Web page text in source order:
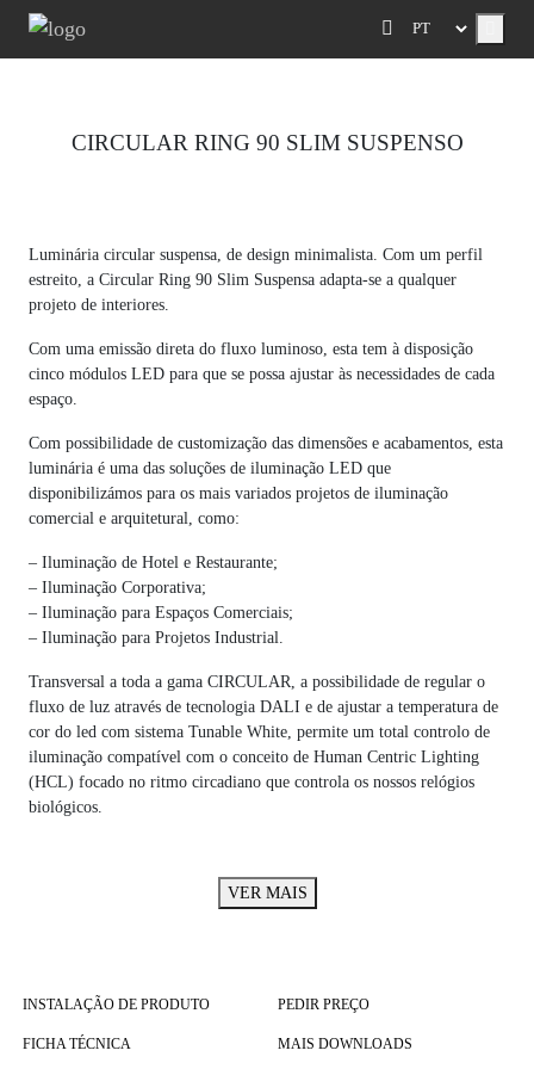
CIRCULAR RING 90 SLIM SUSPENSO
Luminária circular suspensa, de design minimalista. Com um perfil
estreito, a Circular Ring 90 Slim Suspensa adapta-se a qualquer
projeto de interiores.
Com uma emissão direta do fluxo luminoso, esta tem à disposição
cinco módulos LED para que se possa ajustar às necessidades de cada
espaço.
Com possibilidade de customização das dimensões e acabamentos, esta
luminária é uma das soluções de iluminação LED que
disponibilizámos para os mais variados projetos de iluminação
comercial e arquitetural, como:
– Iluminação de Hotel e Restaurante;
– Iluminação Corporativa;
– Iluminação para Espaços Comerciais;
– Iluminação para Projetos Industrial.
Transversal a toda a gama CIRCULAR, a possibilidade de regular o
fluxo de luz através de tecnologia DALI e de ajustar a temperatura de
cor do led com sistema Tunable White, permite um total controlo de
iluminação compatível com o conceito de Human Centric Lighting
(HCL) focado no ritmo circadiano que controla os nossos relógios
biológicos.
VER MAIS
INSTALAÇÃO DE PRODUTO PEDIR PREÇO
FICHA TÉCNICA MAIS DOWNLOADS